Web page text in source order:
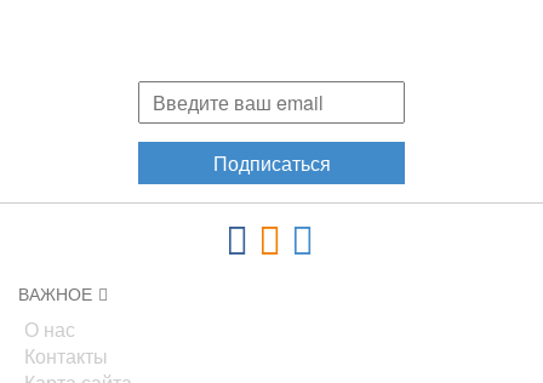
Подписаться
ВАЖНОЕ
О нас
Контакты